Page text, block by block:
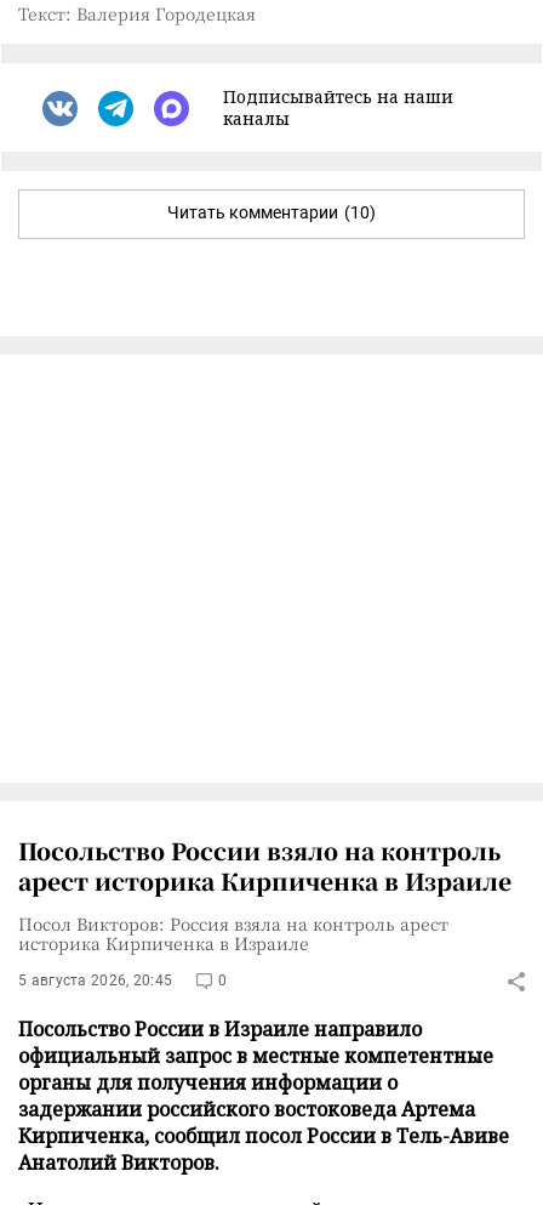
Текст: Валерия Городецкая
Подписывайтесь на наши
каналы
Читать комментарии (10)
Посольство России взяло на контроль
арест историка Кирпиченка в Израиле
Посол Викторов: Россия взяла на контроль арест
историка Кирпиченка в Израиле
5 августа 2026, 20:45 0
Посольство России в Израиле направило
официальный запрос в местные компетентные
органы для получения информации о
задержании российского востоковеда Артема
Кирпиченка, сообщил посол России в Тель-Авиве
Анатолий Викторов.